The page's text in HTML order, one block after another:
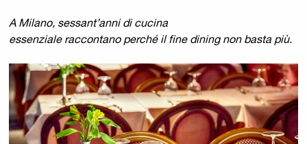
A Milano, sessant’anni di cucina
essenziale raccontano perché il fine dining non basta più.